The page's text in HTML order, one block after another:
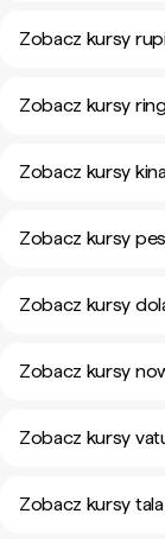
Zobacz kursy
Zobacz kursy
Zobacz kursy
Zobacz kursy
Zobacz kursy
Zobacz kursy
Zobacz kursy
Zobacz kursy